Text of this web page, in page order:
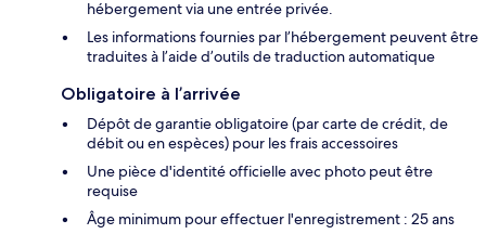
hébergement via une entrée privée.
Les informations fournies par l’hébergement peuvent être
traduites à l’aide d’outils de traduction automatique
Obligatoire à l’arrivée
Dépôt de garantie obligatoire (par carte de crédit, de
débit ou en espèces) pour les frais accessoires
Une pièce d'identité officielle avec photo peut être
requise
Âge minimum pour effectuer l'enregistrement : 25 ans